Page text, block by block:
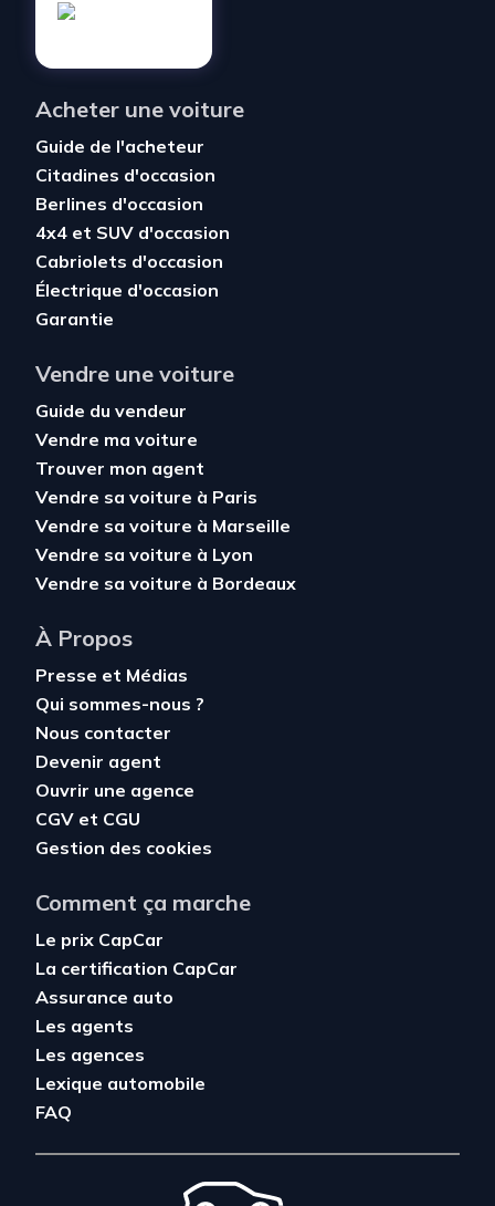
Acheter une voiture
Guide de l'acheteur
Citadines d'occasion
Berlines d'occasion
4x4 et SUV d'occasion
Cabriolets d'occasion
Électrique d'occasion
Garantie
Vendre une voiture
Guide du vendeur
Vendre ma voiture
Trouver mon agent
Vendre sa voiture à Paris
Vendre sa voiture à Marseille
Vendre sa voiture à Lyon
Vendre sa voiture à Bordeaux
À Propos
Presse et Médias
Qui sommes-nous ?
Nous contacter
Devenir agent
Ouvrir une agence
CGV et CGU
Gestion des cookies
Comment ça marche
Le prix CapCar
La certification CapCar
Assurance auto
Les agents
Les agences
Lexique automobile
FAQ